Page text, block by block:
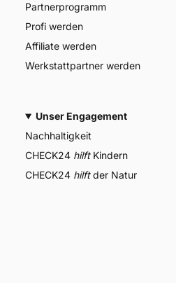
Partnerprogramm
Profi werden
Affiliate werden
Werkstattpartner werden
Unser Engagement
Nachhaltigkeit
CHECK24 hilftKindern
CHECK24 hilftder Natur